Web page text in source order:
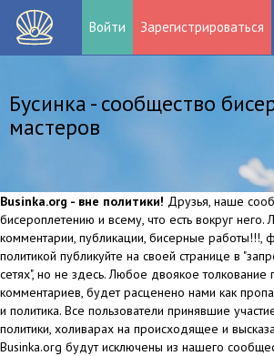
Войти Зарегистрироваться
Бусинка - сообщество
мастеров
Businka.org - вне политики! Друзья, наше
бисероплетению и всему, что есть вокруг
комментарии, публикации, бисерные работы!!!,
политикой публикуйте на своей странице в
сетях", но не здесь. Любое двоякое толкование
комментариев, будет расценено нами как
и политика. Все пользователи принявшие
политики, холиварах на происходящее и
Businka.org будут исключены из нашего